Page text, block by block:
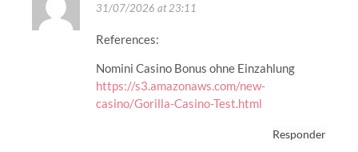
31/07/2026 at 23:11
References:
Nomini Casino Bonus ohne Einzahlung
https://s3.amazonaws.com/new-
casino/Gorilla-Casino-Test.html
Responder